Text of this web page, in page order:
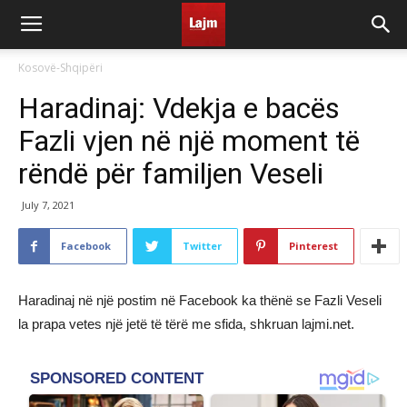
Kosovë-Shqipëri
Haradinaj: Vdekja e bacës
Fazli vjen në një moment të
rëndë për familjen Veseli
July 7, 2021
Facebook Twitter Pinterest
Haradinaj në një postim në Facebook ka thënë se Fazli Veseli
la prapa vetes një jetë të tërë me sfida, shkruan lajmi.net.